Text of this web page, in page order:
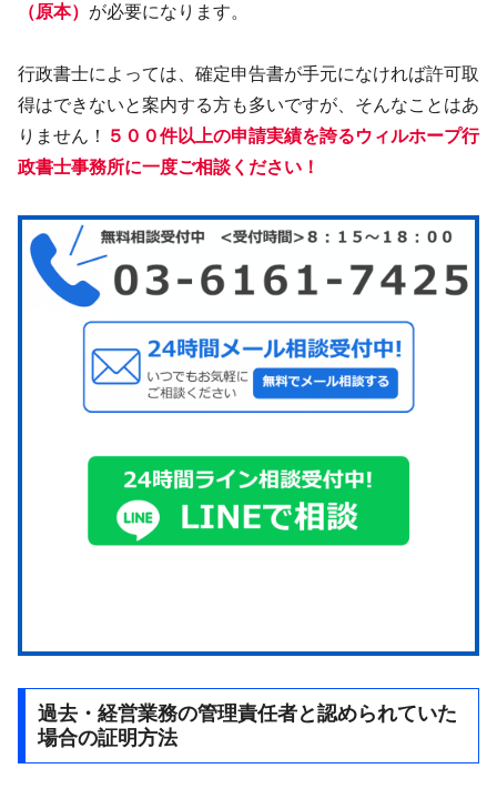
（原本） が必要になります。
行政書士によっては、確定申告書が手元になければ許可取
得はできないと案内する方も多いですが、そんなことはあ
りません！
５００件以上の申請実績を誇るウィルホープ行
政書士事務所に一度ご相談ください！
過去・経営業務の管理責任者と認められていた
場合の証明方法